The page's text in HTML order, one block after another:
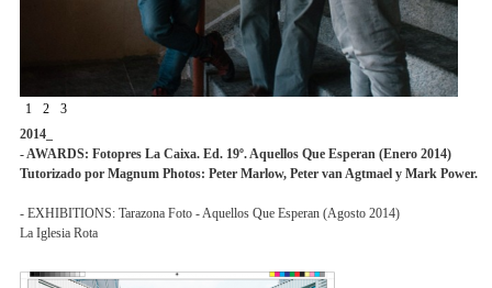
1 2
3
2014_
- AWARDS: Fotopres La Caixa. Ed. 19º. Aquellos Que Esperan (Enero 2014)
Tutorizado por Magnum Photos: Peter Marlow, Peter van Agtmael y Mark Power.
- EXHIBITIONS: Tarazona Foto - Aquellos Que Esperan (Agosto 2014)
La Iglesia Rota